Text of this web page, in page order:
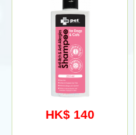
HK$ 140